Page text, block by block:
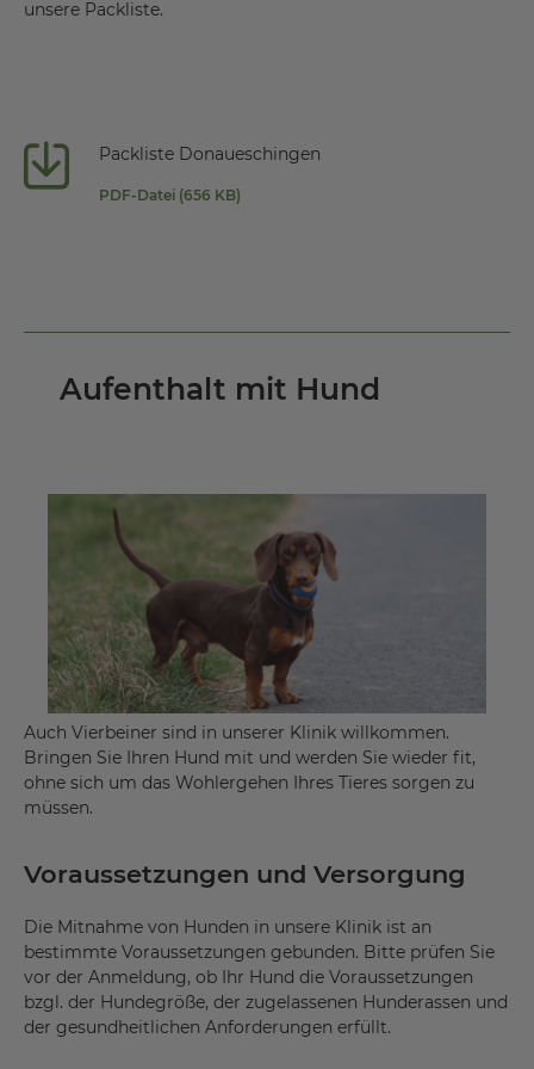
unsere Packliste.
Packliste Donaueschingen
PDF-Datei (656 KB)
Aufenthalt mit Hund
Auch Vierbeiner sind in unserer Klinik willkommen.
Bringen Sie Ihren Hund mit und werden Sie wieder fit,
ohne sich um das Wohlergehen Ihres Tieres sorgen zu
müssen.
Voraussetzungen und Versorgung
Die Mitnahme von Hunden in unsere Klinik ist an
bestimmte Voraussetzungen gebunden. Bitte prüfen Sie
vor der Anmeldung, ob Ihr Hund die Voraussetzungen
bzgl. der Hundegröße, der zugelassenen Hunderassen und
der gesundheitlichen Anforderungen erfüllt.